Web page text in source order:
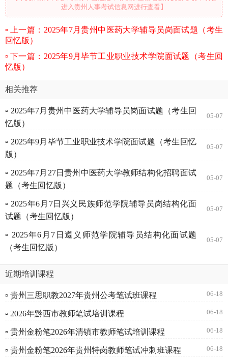
进入贵州人事考试信息网进行查看】
上一篇：2025年7月贵州中医药大学辅导员岗面试题（考生
回忆版）
下一篇：2025年9月毕节工业职业技术学院面试题（考生回
忆版）
相关推荐
▫ 2025年7月贵州中医药大学辅导员岗面试题（考生回
忆版）
05-07
▫ 2025年9月毕节工业职业技术学院面试题（考生回忆
版）
05-07
▫ 2025年7月27日贵州中医药大学教师结构化招聘面试
题（考生回忆版）
05-07
▫ 2025年6月7日兴义民族师范学院辅导员岗结构化面
试题（考生回忆版）
05-07
▫ 2025年6月7日遵义师范学院辅导员结构化面试题
（考生回忆版）
05-07
近期培训课程
▫ 贵州三思职教2027年贵州公考笔试班课程 06-18
▫ 2026年黔西市教师笔试培训课程 06-18
▫ 贵州金粉笔2026年清镇市教师笔试培训课程 06-18
▫ 贵州金粉笔2026年贵州特岗教师笔试冲刺班课程 06-18